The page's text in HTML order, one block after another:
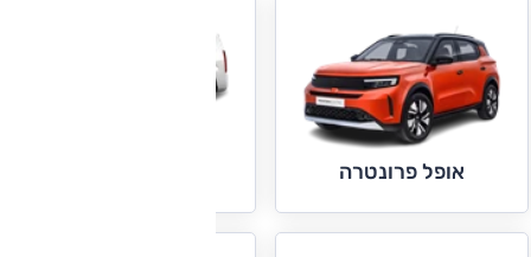
אופל פרונטרה